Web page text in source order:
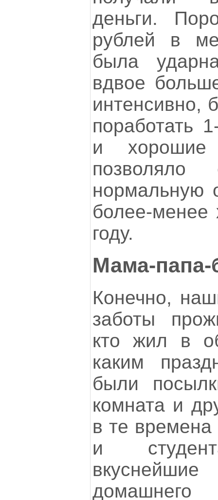
деньги.
рублей в
была
вдвое
интенсивно,
поработать
и хорошие
позволяло
нормальную
более-
году.
Мама-папа-
Конечно,
заботы
кто жил в
каким
были
комната и
в те времена
и